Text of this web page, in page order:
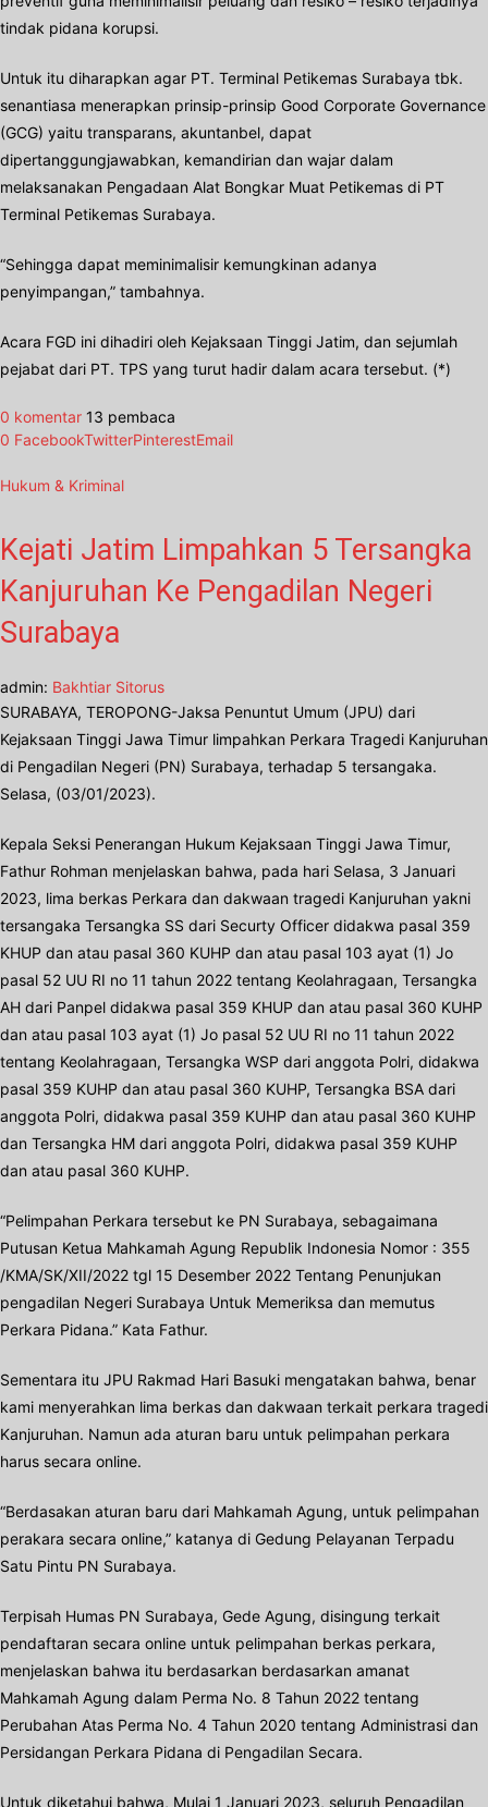
tindak pidana korupsi.
Untuk itu diharapkan agar PT. Terminal Petikemas Surabaya tbk.
senantiasa menerapkan prinsip-prinsip Good Corporate Governance
(GCG) yaitu transparans, akuntanbel, dapat
dipertanggungjawabkan, kemandirian dan wajar dalam
melaksanakan Pengadaan Alat Bongkar Muat Petikemas di PT
Terminal Petikemas Surabaya.
“Sehingga dapat meminimalisir kemungkinan adanya
penyimpangan,” tambahnya.
Acara FGD ini dihadiri oleh Kejaksaan Tinggi Jatim, dan sejumlah
pejabat dari PT. TPS yang turut hadir dalam acara tersebut. (*)
0 komentar 13 pembaca
0 FacebookTwitterPinterestEmail
Hukum & Kriminal
Kejati Jatim Limpahkan 5 Tersangka
Kanjuruhan Ke Pengadilan Negeri
Surabaya
admin: Bakhtiar Sitorus
SURABAYA, TEROPONG-Jaksa Penuntut Umum (JPU) dari
Kejaksaan Tinggi Jawa Timur limpahkan Perkara Tragedi Kanjuruhan
di Pengadilan Negeri (PN) Surabaya, terhadap 5 tersangaka.
Selasa, (03/01/2023).
Kepala Seksi Penerangan Hukum Kejaksaan Tinggi Jawa Timur,
Fathur Rohman menjelaskan bahwa, pada hari Selasa, 3 Januari
2023, lima berkas Perkara dan dakwaan tragedi Kanjuruhan yakni
tersangaka Tersangka SS dari Securty Officer didakwa pasal 359
KHUP dan atau pasal 360 KUHP dan atau pasal 103 ayat (1) Jo
pasal 52 UU RI no 11 tahun 2022 tentang Keolahragaan, Tersangka
AH dari Panpel didakwa pasal 359 KHUP dan atau pasal 360 KUHP
dan atau pasal 103 ayat (1) Jo pasal 52 UU RI no 11 tahun 2022
tentang Keolahragaan, Tersangka WSP dari anggota Polri, didakwa
pasal 359 KUHP dan atau pasal 360 KUHP, Tersangka BSA dari
anggota Polri, didakwa pasal 359 KUHP dan atau pasal 360 KUHP
dan Tersangka HM dari anggota Polri, didakwa pasal 359 KUHP
dan atau pasal 360 KUHP.
“Pelimpahan Perkara tersebut ke PN Surabaya, sebagaimana
Putusan Ketua Mahkamah Agung Republik Indonesia Nomor : 355
/KMA/SK/XII/2022 tgl 15 Desember 2022 Tentang Penunjukan
pengadilan Negeri Surabaya Untuk Memeriksa dan memutus
Perkara Pidana.” Kata Fathur.
Sementara itu JPU Rakmad Hari Basuki mengatakan bahwa, benar
kami menyerahkan lima berkas dan dakwaan terkait perkara tragedi
Kanjuruhan. Namun ada aturan baru untuk pelimpahan perkara
harus secara online.
“Berdasakan aturan baru dari Mahkamah Agung, untuk pelimpahan
perakara secara online,” katanya di Gedung Pelayanan Terpadu
Satu Pintu PN Surabaya.
Terpisah Humas PN Surabaya, Gede Agung, disingung terkait
pendaftaran secara online untuk pelimpahan berkas perkara,
menjelaskan bahwa itu berdasarkan berdasarkan amanat
Mahkamah Agung dalam Perma No. 8 Tahun 2022 tentang
Perubahan Atas Perma No. 4 Tahun 2020 tentang Administrasi dan
Persidangan Perkara Pidana di Pengadilan Secara.
Untuk diketahui bahwa, Mulai 1 Januari 2023, seluruh Pengadilan